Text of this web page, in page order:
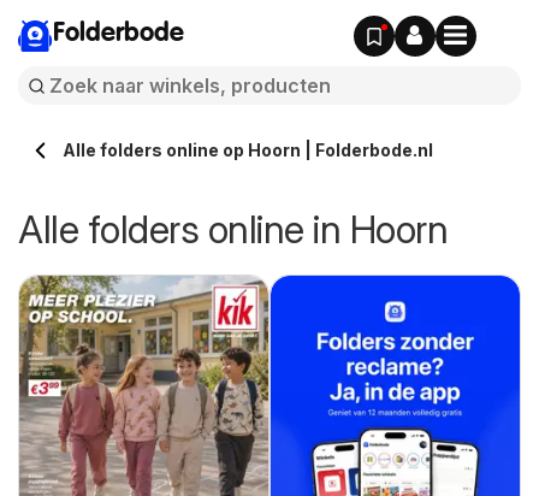
Folderbode
Alle folders online op Hoorn | Folderbode.nl
Alle folders online in Hoorn